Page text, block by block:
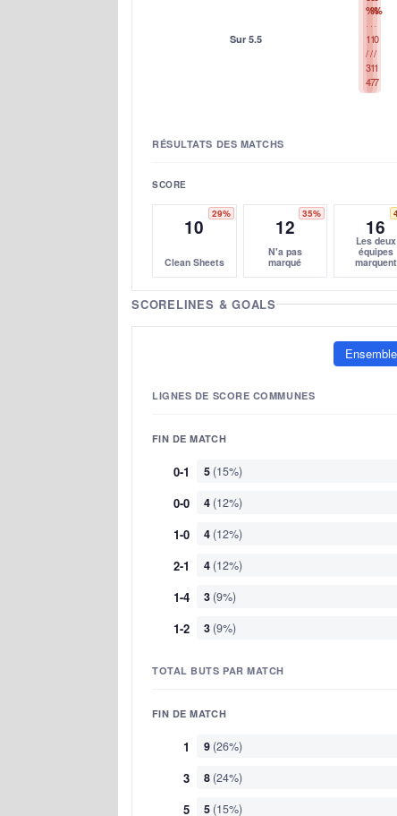
Sur 5.5
%
1
/
3
4
%
1
/
1
7
%
0
/
1
7
RÉSULTATS DES MATCHS
SCORE
29%
10
Clean Sheets
35%
12
N'a pas
marqué
16
Les deux
équipes
marquent
SCORELINES & GOALS
Ensemble
LIGNES DE SCORE COMMUNES
FIN DE MATCH
0-1 5 (15%)
0-0 4 (12%)
1-0 4 (12%)
2-1 4 (12%)
1-4 3 (9%)
1-2 3 (9%)
TOTAL BUTS PAR MATCH
FIN DE MATCH
1 9 (26%)
3 8 (24%)
5 5 (15%)